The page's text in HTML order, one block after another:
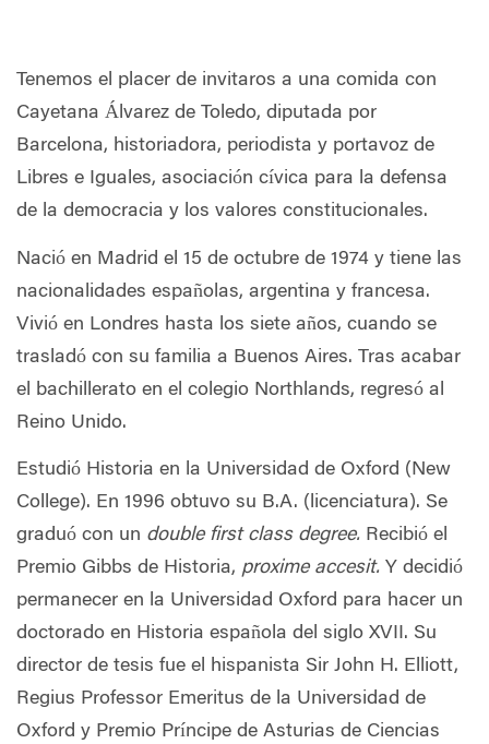
Tenemos el placer de invitaros a una comida con
Cayetana Álvarez de Toledo, diputada por
Barcelona, historiadora, periodista y portavoz de
Libres e Iguales, asociación cívica para la defensa
de la democracia y los valores constitucionales.
Nació en Madrid el 15 de octubre de 1974 y tiene las
nacionalidades españolas, argentina y francesa.
Vivió en Londres hasta los siete años, cuando se
trasladó con su familia a Buenos Aires. Tras acabar
el bachillerato en el colegio Northlands, regresó al
Reino Unido.
Estudió Historia en la Universidad de Oxford (New
College). En 1996 obtuvo su B.A. (licenciatura). Se
graduó con un double first class degree. Recibió el
Premio Gibbs de Historia, proxime accesit. Y decidió
permanecer en la Universidad Oxford para hacer un
doctorado en Historia española del siglo XVII. Su
director de tesis fue el hispanista Sir John H. Elliott,
Regius Professor Emeritus de la Universidad de
Oxford y Premio Príncipe de Asturias de Ciencias